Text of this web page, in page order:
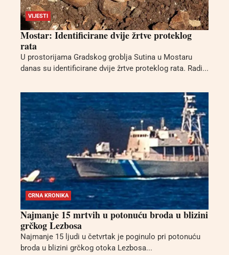
VIJESTI
Mostar: Identificirane dvije žrtve proteklog
rata
U prostorijama Gradskog groblja Sutina u Mostaru
danas su identificirane dvije žrtve proteklog rata. Radi...
CRNA KRONIKA
Najmanje 15 mrtvih u potonuću broda u blizini
grčkog Lezbosa
Najmanje 15 ljudi u četvrtak je poginulo pri potonuću
broda u blizini grčkog otoka Lezbosa...